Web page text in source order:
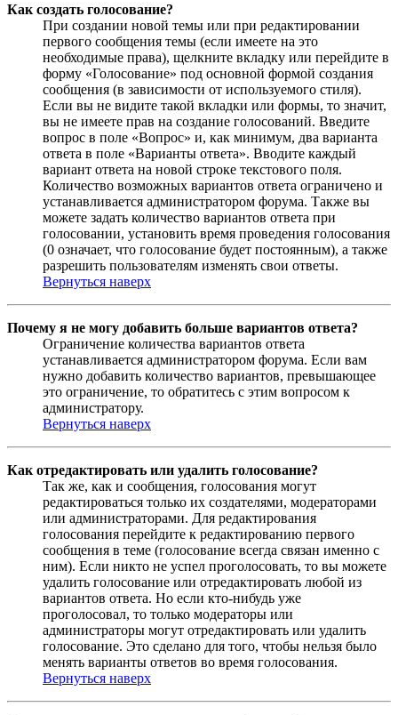
Как создать голосование?
При создании новой темы или при редактировании
первого сообщения темы (если имеете на это
необходимые права), щелкните вкладку или перейдите в
форму «Голосование» под основной формой создания
сообщения (в зависимости от используемого стиля).
Если вы не видите такой вкладки или формы, то значит,
вы не имеете прав на создание голосований. Введите
вопрос в поле «Вопрос» и, как минимум, два варианта
ответа в поле «Варианты ответа». Вводите каждый
вариант ответа на новой строке текстового поля.
Количество возможных вариантов ответа ограничено и
устанавливается администратором форума. Также вы
можете задать количество вариантов ответа при
голосовании, установить время проведения голосования
(0 означает, что голосование будет постоянным), а также
разрешить пользователям изменять свои ответы.
Вернуться наверх
Почему я не могу добавить больше вариантов ответа?
Ограничение количества вариантов ответа
устанавливается администратором форума. Если вам
нужно добавить количество вариантов, превышающее
это ограничение, то обратитесь с этим вопросом к
администратору.
Вернуться наверх
Как отредактировать или удалить голосование?
Так же, как и сообщения, голосования могут
редактироваться только их создателями, модераторами
или администраторами. Для редактирования
голосования перейдите к редактированию первого
сообщения в теме (голосование всегда связан именно с
ним). Если никто не успел проголосовать, то вы можете
удалить голосование или отредактировать любой из
вариантов ответа. Но если кто-нибудь уже
проголосовал, то только модераторы или
администраторы могут отредактировать или удалить
голосование. Это сделано для того, чтобы нельзя было
менять варианты ответов во время голосования.
Вернуться наверх